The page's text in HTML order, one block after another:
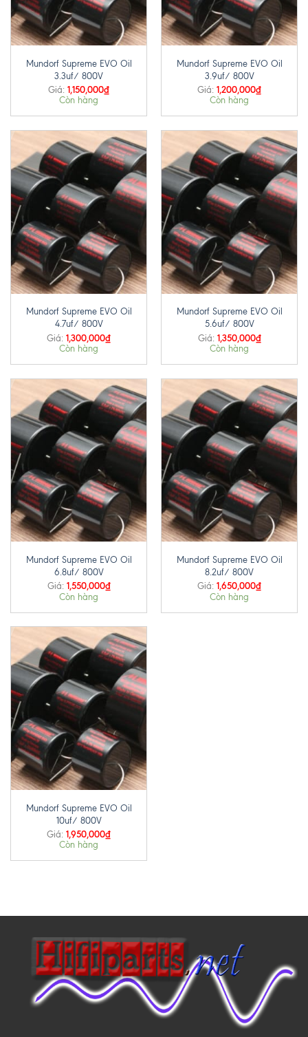
Mundorf Supreme EVO Oil
3.3uf/ 800V
Giá: 1,150,000₫
Còn hàng
Mundorf Supreme EVO Oil
3.9uf/ 800V
Giá: 1,200,000₫
Còn hàng
Mundorf Supreme EVO Oil
4.7uf/ 800V
Giá: 1,300,000₫
Còn hàng
Mundorf Supreme EVO Oil
5.6uf/ 800V
Giá: 1,350,000₫
Còn hàng
Mundorf Supreme EVO Oil
6.8uf/ 800V
Giá: 1,550,000₫
Còn hàng
Mundorf Supreme EVO Oil
8.2uf/ 800V
Giá: 1,650,000₫
Còn hàng
Mundorf Supreme EVO Oil
10uf/ 800V
Giá: 1,950,000₫
Còn hàng